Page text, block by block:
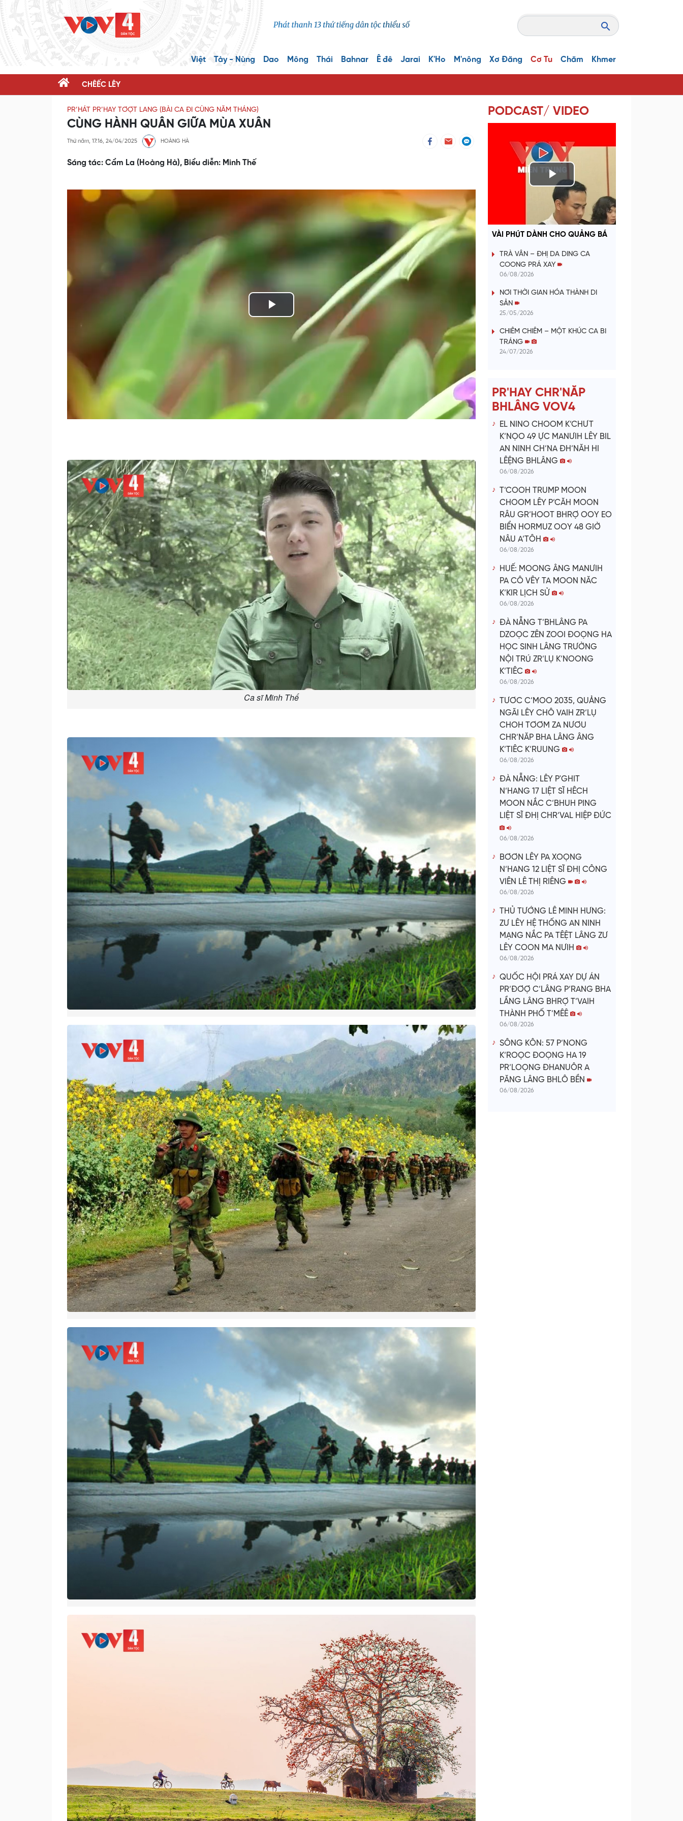
Việt Tày - Nùng Dao Mông Thái Bahnar Ê đê Jarai K'Ho M'nông Xơ Đăng Cơ Tu Chăm Khmer
CHÊẾC LÊY
PR’HÁT PR’HAY TƠỢT LANG (BÀI CA ĐI CÙNG NĂM THÁNG)
CÙNG HÀNH QUÂN GIỮA MÙA XUÂN
Thứ năm, 17:16, 24/04/2025 HOÀNG HÀ
Sáng tác: Cẩm La (Hoàng Hà), Biểu diễn: Minh Thế
Play
Video
Ca sĩ Minh Thế
PODCAST/ VIDEO
P
l
a
y
i
d
VÀI PHÚT DÀNH CHO QUẢNG BÁ
TRÀ VÂN – ĐHỊ DA DING CA
COONG PRÁ XAY
06/08/2026
NƠI THỜI GIAN HÓA THÀNH DI
SẢN
25/05/2026
CHIÊM CHIÊM – MỘT KHÚC CA BI
TRÁNG
24/07/2026
PR'HAY CHR'NĂP
BHLÂNG VOV4
EL NINO CHOOM K’CHƯT
K’NỌO 49 ỰC MANƯIH LÊY BIL
AN NINH CH’NA ĐH’NĂH HI
LÊỆNG BHLÂNG
06/08/2026
T’COOH TRUMP MOON
CHOOM LÊY P’CĂH MOON
RÂU GR’HOOT BHRỢ OOY EO
BIỂN HORMUZ OOY 48 GIỜ
NÂU A’TÔH
06/08/2026
HUẾ: MOONG ÂNG MANƯIH
PA CÔ VÊY TA MOON NĂC
K’KIR LỊCH SỬ
06/08/2026
ĐÀ NẴNG T’BHLÂNG PA
DZOỌC ZÊN ZOOI ĐOỌNG HA
HỌC SINH LÂNG TRƯỜNG
NỘI TRÚ ZR’LỤ K’NOONG
K’TIÊC
06/08/2026
TƯƠC C’MOO 2035, QUẢNG
NGÃI LÊY CHÔ VAIH ZR’LỤ
CHOH TƠƠM ZA NƯƠU
CHR’NĂP BHA LÂNG ÂNG
K’TIÊC K’RUUNG
06/08/2026
ĐÀ NẴNG: LÊY P'GHIT
N’HANG 17 LIỆT SĨ HÊCH
MOON NẮC C’BHUH PING
LIỆT SĨ ĐHỊ CHR’VAL HIỆP ĐỨC
06/08/2026
BƠƠN LÊY PA XOỌNG
N’HANG 12 LIỆT SĨ ĐHỊ CÔNG
VIÊN LÊ THỊ RIÊNG
06/08/2026
THỦ TƯỚNG LÊ MINH HƯNG:
ZƯ LÊY HỆ THỐNG AN NINH
MẠNG NẮC PA TÊỆT LÂNG ZƯ
LÊY COON MA NƯIH
06/08/2026
QUỐC HỘI PRÁ XAY DỰ ÁN
PR’ĐƠỢ C’LÂNG P’RANG BHA
LẦNG LÂNG BHRỢ T’VAIH
THÀNH PHỐ T’MÊÊ
06/08/2026
SÔNG KÔN: 57 P’NONG
K’ROỌC ĐOỌNG HA 19
PR’LOỌNG ĐHANUÔR A
PĂNG LÂNG BHLÔ BỀN
06/08/2026